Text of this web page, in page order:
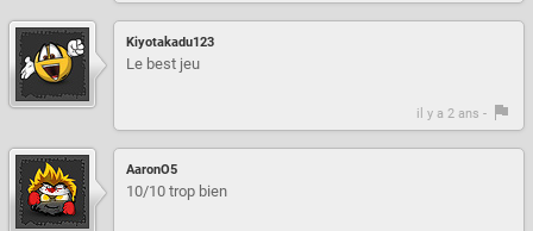
Kiyotakadu123
Le best jeu
il y a 2 ans -
AaronO5
10/10 trop bien